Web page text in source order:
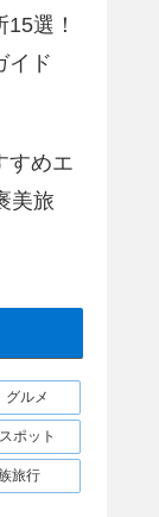
選！
イド
すめエ
美旅
グルメ
ポット
旅行